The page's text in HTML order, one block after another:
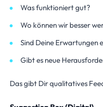
Was funktioniert gut?
Wo können wir besser
Sind Deine Erwartungen
Gibt es neue
Das gibt Dir qualitatives